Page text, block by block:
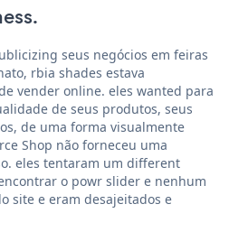
seus negócios em feiras
rbia shades estava
vender online. eles wanted para
de seus produtos, seus
de uma forma visualmente
Shop não forneceu uma
eles tentaram um different
o powr slider e nenhum
site e eram desajeitados e